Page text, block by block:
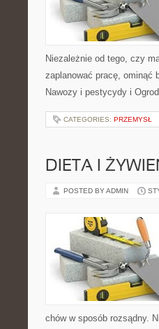
Niezależnie od tego, czy
zaplanować pracę, ominąć
Nawozy i pestycydy i
CATEGORIES: PRZEMYSŁ
DIETA I
POSTED BY ADMIN
chów w sposób rozsądny.